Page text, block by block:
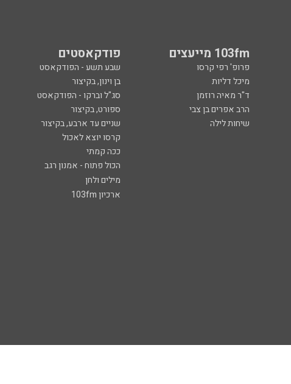
103fm מייעצים פודקאסטים
פרופ' רפי קרסו שבע תשע - הפודקאסט
מיכל דליות בן וינון, בקיצור
ד"ר מאיה רוזמן סג"ל וברקו - הפודקאסט
הרב אפרים בן צבי ספורט, בקיצור
שיחות לילה שניים עד ארבע, בקיצור
קרסו יוצא לאכול
ככה קמתי
הכול פתוח - אמנון רגב
מילים ולחן
ארכיון 103fm